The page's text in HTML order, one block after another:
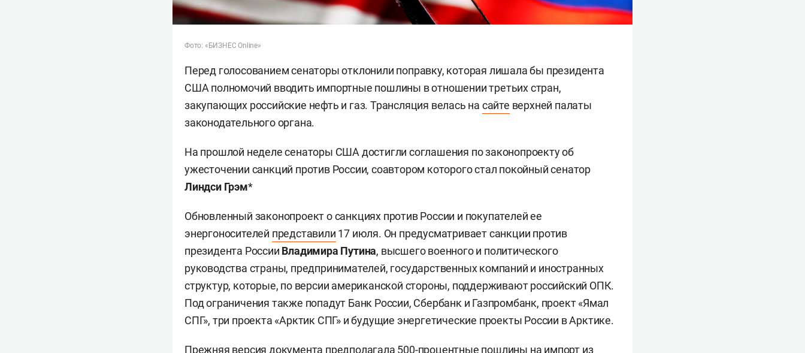
Фото: «БИЗНЕС Online»
Перед голосованием сенаторы отклонили поправку, которая лишала бы президента
США полномочий вводить импортные пошлины в отношении третьих стран,
закупающих российские нефть и газ. Трансляция велась на сайте верхней палаты
законодательного органа.
На прошлой неделе сенаторы США достигли соглашения по законопроекту об
ужесточении санкций против России, соавтором которого стал покойный сенатор
Линдси Грэм*
Обновленный законопроект о санкциях против России и покупателей ее
энергоносителей представили 17 июля. Он предусматривает санкции против
президента России Владимира Путина, высшего военного и политического
руководства страны, предпринимателей, государственных компаний и иностранных
структур, которые, по версии американской стороны, поддерживают российский ОПК.
Под ограничения также попадут Банк России, Сбербанк и Газпромбанк, проект «Ямал
СПГ», три проекта «Арктик СПГ» и будущие энергетические проекты России в Арктике.
Прежняя версия документа предполагала 500-процентные пошлины на импорт из